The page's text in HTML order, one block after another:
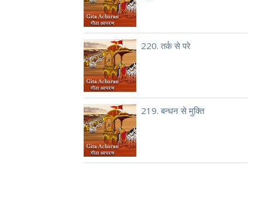
220. तर्क से परे
219. बन्धन से मुक्ति